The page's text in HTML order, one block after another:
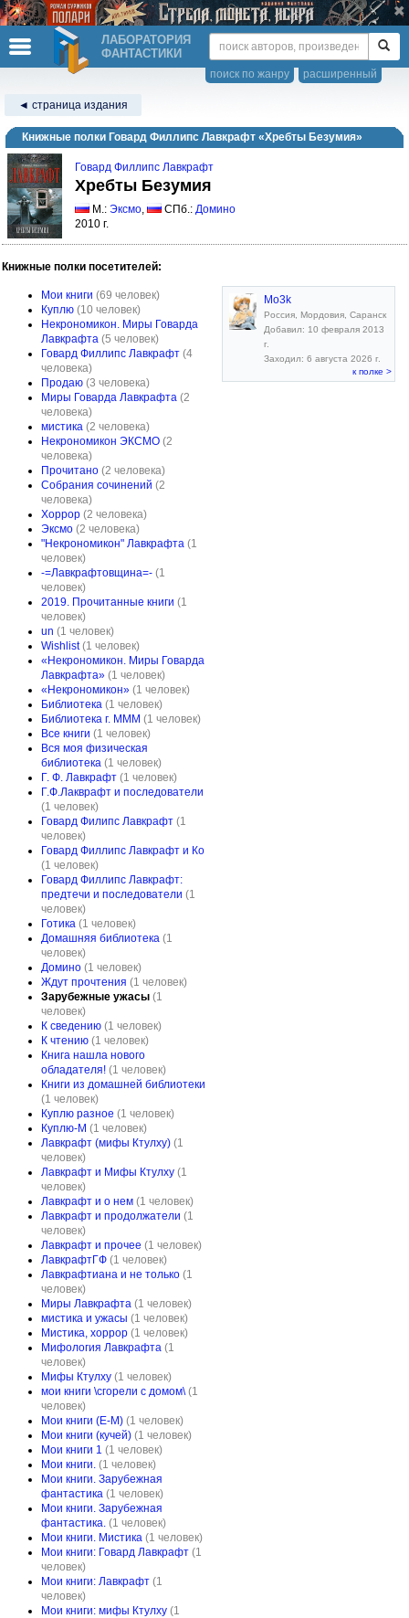
ЛАБОРАТОРИЯ
ФАНТАСТИКИ
расширенный
поиск по жанру
◄ страница издания
Книжные полки Говард Филлипс Лавкрафт «Хребты Безумия»
Говард Филлипс Лавкрафт
Хребты Безумия
М.: Эксмо, СПб.: Домино
2010 г.
Книжные полки посетителей:
Мои книги (69 человек)
Куплю (10 человек)
Некрономикон. Миры Говарда
Лавкрафта (5 человек)
Говард Филлипс Лавкрафт (4
человека)
Продаю (3 человека)
Миры Говарда Лавкрафта (2
человека)
мистика (2 человека)
Некрономикон ЭКСМО (2
человека)
Прочитано (2 человека)
Собрания сочинений (2
человека)
Хоррор (2 человека)
Эксмо (2 человека)
"Некрономикон" Лавкрафта (1
человек)
-=Лавкрафтовщина=- (1
человек)
2019. Прочитанные книги (1
человек)
un (1 человек)
Wishlist (1 человек)
«Некрономикон. Миры Говарда
Лавкрафта» (1 человек)
«Некрономикон» (1 человек)
Библиотека (1 человек)
Библиотека г. МММ (1 человек)
Все книги (1 человек)
Вся моя физическая
библиотека (1 человек)
Г. Ф. Лавкрафт (1 человек)
Г.Ф.Лакврафт и последователи
(1 человек)
Говард Филипс Лавкрафт (1
человек)
Говард Филлипс Лавкрафт и Ко
(1 человек)
Говард Филлипс Лавкрафт:
предтечи и последователи (1
человек)
Готика (1 человек)
Домашняя библиотека (1
человек)
Домино (1 человек)
Ждут прочтения (1 человек)
Зарубежные ужасы (1
человек)
К сведению (1 человек)
К чтению (1 человек)
Книга нашла нового
обладателя! (1 человек)
Книги из домашней библиотеки
(1 человек)
Куплю разное (1 человек)
Куплю-М (1 человек)
Лавкрафт (мифы Ктулху) (1
человек)
Лавкрафт и Мифы Ктулху (1
человек)
Лавкрафт и о нем (1 человек)
Лавкрафт и продолжатели (1
человек)
Лавкрафт и прочее (1 человек)
ЛавкрафтГФ (1 человек)
Лавкрафтиана и не только (1
человек)
Миры Лавкрафта (1 человек)
мистика и ужасы (1 человек)
Мистика, хоррор (1 человек)
Мифология Лавкрафта (1
человек)
Мифы Ктулху (1 человек)
мои книги \сгорели с домом\ (1
человек)
Мои книги (Е-М) (1 человек)
Мои книги (кучей) (1 человек)
Мои книги 1 (1 человек)
Мои книги. (1 человек)
Мои книги. Зарубежная
фантастика (1 человек)
Мои книги. Зарубежная
фантастика. (1 человек)
Мои книги. Мистика (1 человек)
Мои книги: Говард Лавкрафт (1
человек)
Мои книги: Лавкрафт (1
человек)
Мои книги: мифы Ктулху (1
Mo3k
Россия, Мордовия, Саранск
Добавил: 10 февраля 2013
г.
Заходил: 6 августа 2026 г.
к полке >